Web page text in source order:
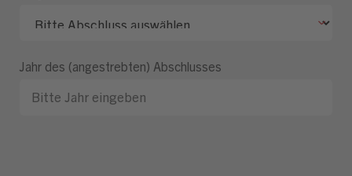
Jahr des (angestrebten) Abschlusses